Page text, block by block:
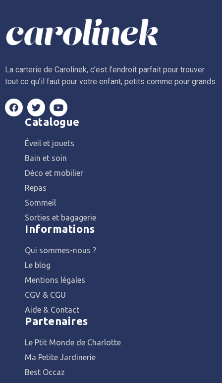
La carterie de Carolinek, c’est l’endroit parfait pour trouver
tout ce qu’il faut pour votre enfant, petits comme pour grands.
Catalogue
Éveil et jouets
Bain et soin
Déco et mobilier
Repas
Sommeil
Sorties et bagagerie
Informations
Qui sommes-nous ?
Le blog
Mentions légales
CGV & CGU
Aide & Contact
Partenaires
Le Ptit Monde de Charlotte
Ma Petite Jardinerie
Best Occaz